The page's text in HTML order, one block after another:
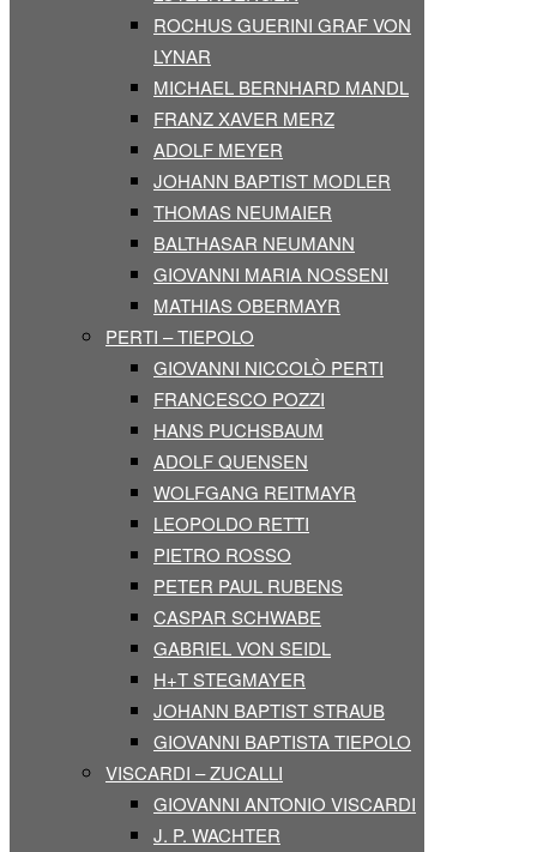
ROCHUS GUERINI GRAF VON
LYNAR
MICHAEL BERNHARD MANDL
FRANZ XAVER MERZ
ADOLF MEYER
JOHANN BAPTIST MODLER
THOMAS NEUMAIER
BALTHASAR NEUMANN
GIOVANNI MARIA NOSSENI
MATHIAS OBERMAYR
PERTI – TIEPOLO
GIOVANNI NICCOLÒ PERTI
FRANCESCO POZZI
HANS PUCHSBAUM
ADOLF QUENSEN
WOLFGANG REITMAYR
LEOPOLDO RETTI
PIETRO ROSSO
PETER PAUL RUBENS
CASPAR SCHWABE
GABRIEL VON SEIDL
H+T STEGMAYER
JOHANN BAPTIST STRAUB
GIOVANNI BAPTISTA TIEPOLO
VISCARDI – ZUCALLI
GIOVANNI ANTONIO VISCARDI
J. P. WACHTER